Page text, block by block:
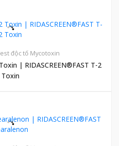
độc tố Mycotoxin
| RIDASCREEN®FAST T-2
Toxin